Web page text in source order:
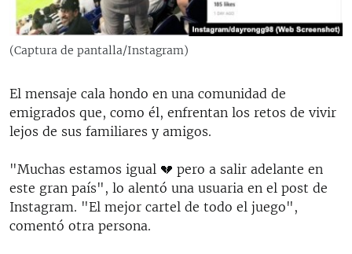
(Captura de pantalla/Instagram)
El mensaje cala hondo en una comunidad de
emigrados que, como él, enfrentan los retos de vivir
lejos de sus familiares y amigos.
"Muchas estamos igual 💔 pero a salir adelante en
este gran país", lo alentó una usuaria en el post de
Instagram. "El mejor cartel de todo el juego",
comentó otra persona.